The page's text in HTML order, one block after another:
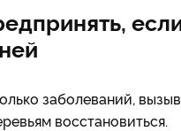
заболеваний,
восстановиться.